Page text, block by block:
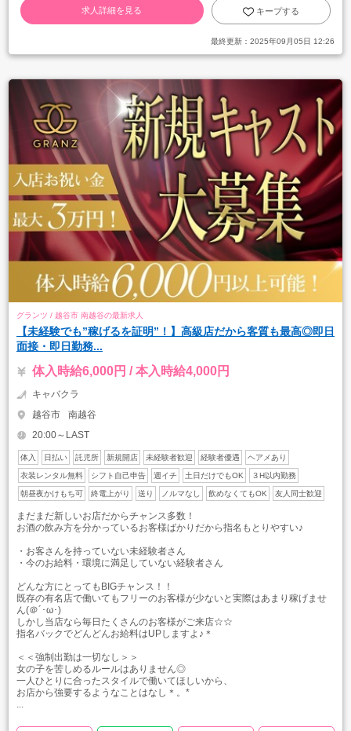
求人詳細を見る キープする
最終更新： 2025年09月05日 12:26
グランツ / 越谷市 南越谷の最新求人
【未経験でも”稼げるを証明”！】高級店だから客質も最高◎即日
面接・即日勤務...
体入時給6,000円 / 本入時給4,000円
キャバクラ
越谷市
南越谷
20:00～LAST
体入 日払い 託児所 新規開店 未経験者歓迎 経験者優遇 ヘアメあり
衣装レンタル無料 シフト自己申告 週イチ 土日だけでもOK ３H以内勤務
朝昼夜かけもち可 終電上がり 送り ノルマなし 飲めなくてもOK 友人同士歓迎
まだまだ新しいお店だからチャンス多数！
お酒の飲み方を分かっているお客様ばかりだから指名もとりやすい♪
・お客さんを持っていない未経験者さん
・今のお給料・環境に満足していない経験者さん
どんな方にとってもBIGチャンス！！
既存の有名店で働いてもフリーのお客様が少ないと実際はあまり稼げませ
ん(＠´･ω･)
しかし当店なら毎日たくさんのお客様がご来店☆☆
指名バックでどんどんお給料はUPしますよ♪＊
＜＜強制出勤は一切なし＞＞
女の子を苦しめるルールはありません◎
一人ひとりに合ったスタイルで働いてほしいから、
お店から強要するようなことはなし＊。*
...